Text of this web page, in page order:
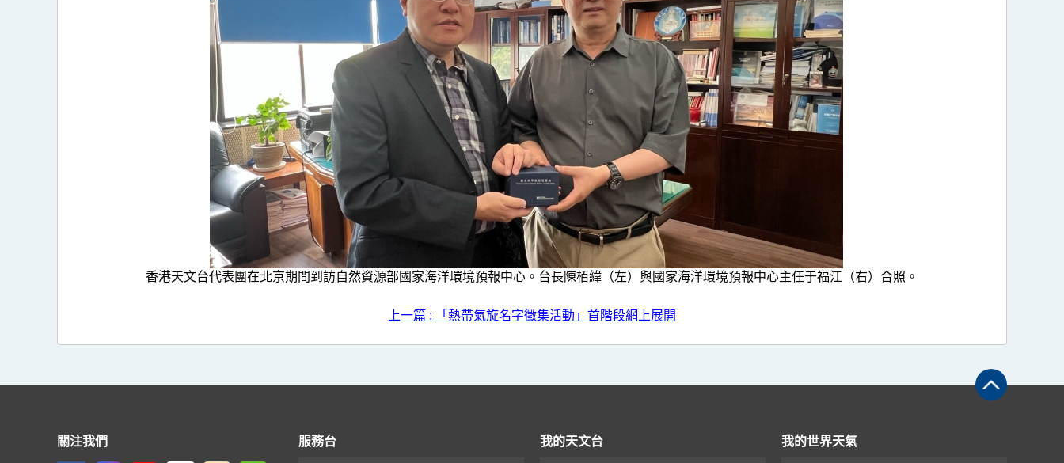
香港天文台代表團在北京期間到訪自然資源部國家海洋環境預報中心。台長陳栢緯（左）與國家海洋環境預報中心主任于福江（右）合照。
上一篇 : 「熱帶氣旋名字徵集活動」首階段網上展開
關注我們 服務台 我的天文台 我的世界天氣